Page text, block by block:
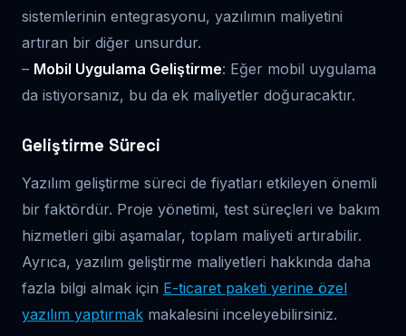
sistemlerinin entegrasyonu, yazılımın maliyetini
artıran bir diğer unsurdur.
– Mobil Uygulama Geliştirme: Eğer mobil uygulama
da istiyorsanız, bu da ek maliyetler doğuracaktır.
Geliştirme Süreci
Yazılım geliştirme süreci de fiyatları etkileyen önemli
bir faktördür. Proje yönetimi, test süreçleri ve bakım
hizmetleri gibi aşamalar, toplam maliyeti artırabilir.
Ayrıca, yazılım geliştirme maliyetleri hakkında daha
fazla bilgi almak için E-ticaret paketi yerine özel
yazılım yaptırmak makalesini inceleyebilirsiniz.